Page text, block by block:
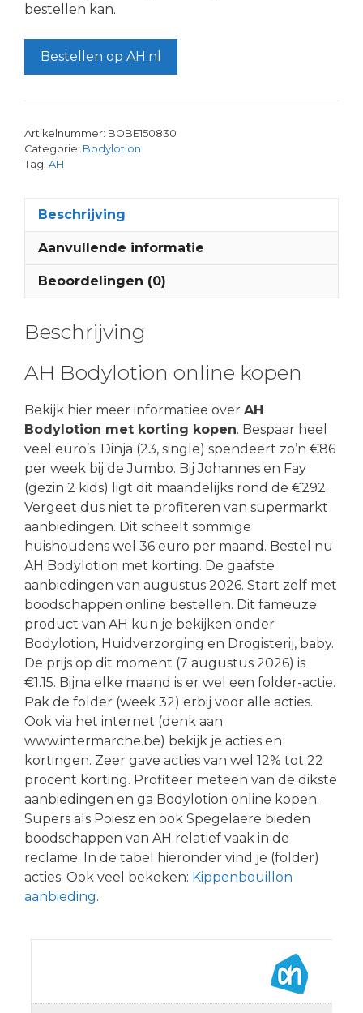
bestellen kan.
Bestellen op AH.nl
Artikelnummer: BOBE150830
Categorie: Bodylotion
Tag: AH
Beschrijving
Aanvullende informatie
Beoordelingen (0)
Beschrijving
AH Bodylotion online kopen
Bekijk hier meer informatiee over AH
Bodylotion met korting kopen. Bespaar heel
veel euro’s. Dinja (23, single) spendeert zo’n €86
per week bij de Jumbo. Bij Johannes en Fay
(gezin 2 kids) ligt dit maandelijks rond de €292.
Vergeet dus niet te profiteren van supermarkt
aanbiedingen. Dit scheelt sommige
huishoudens wel 36 euro per maand. Bestel nu
AH Bodylotion met korting. De gaafste
aanbiedingen van augustus 2026. Start zelf met
boodschappen online bestellen. Dit fameuze
product van AH kun je bekijken onder
Bodylotion, Huidverzorging en Drogisterij, baby.
De prijs op dit moment (7 augustus 2026) is
€1.15. Bijna elke maand is er wel een folder-actie.
Pak de folder (week 32) erbij voor alle acties.
Ook via het internet (denk aan
www.intermarche.be) bekijk je acties en
kortingen. Zeer gave acties van wel 12% tot 22
procent korting. Profiteer meteen van de dikste
aanbiedingen en ga Bodylotion online kopen.
Supers als Poiesz en ook Spegelaere bieden
boodschappen van AH relatief vaak in de
reclame. In de tabel hieronder vind je (folder)
acties. Ook veel bekeken: Kippenbouillon
aanbieding.